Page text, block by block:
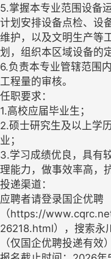
5.掌握本专业范围设备
计划安排设备点检、设
维护，以及文明生产等
划，组织本区域设备的
6.负责本专业管辖范围
工程量的审核。
任职要求：
1.高校应届毕业生；
2.硕士研究生及以上学
业；
3.学习成绩优良，具有
理能力，做事效率高，
投递渠道：
应聘者请登录国企优聘
（https://
26218.html），搜索永
（仅国企优聘投递有效）